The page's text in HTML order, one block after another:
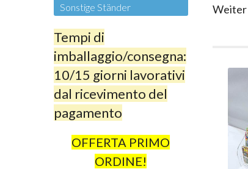
Weiter
Sonstige Ständer
Tempi di
imballaggio/consegna:
10/15 giorni lavorativi
dal ricevimento del
pagamento
OFFERTA PRIMO
ORDINE!